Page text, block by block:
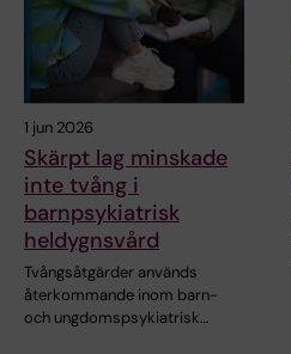
1 jun 2026
Skärpt lag minskade
inte tvång i
barnpsykiatrisk
heldygnsvård
Tvångsåtgärder används
återkommande inom barn-
och ungdomspsykiatrisk…